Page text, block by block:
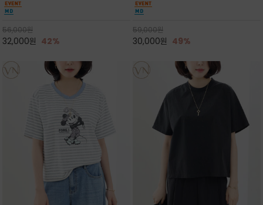
있는 드롭숄더와 7부 소매가 더해져 팔 라인을
자연스럽게 커버해주는 아이템/얇고 가벼운 터
치감으로 편안
56,000원
32,000원 42%
유 있는 핏과 경쾌한 기장감이 자연스럽게 체형
을 커버/빈티지한 레터링 프린트가 은근한 포인
트가 되어 데님이나 린넨 팬츠와 감
59,000원
30,000원 49%